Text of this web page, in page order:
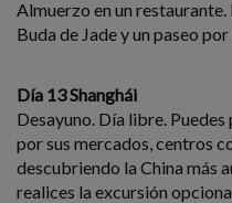
Almuerzo en un
Buda de Jade y un paseo
Día 13 Shanghái
Desayuno. Día libre.
por sus mercados, centros
descubriendo la China más
realices la excursión